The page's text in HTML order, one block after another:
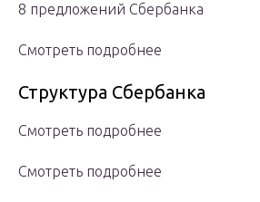
8 предложений Сбербанка
Смотреть подробнее
Структура Сбербанка
Смотреть подробнее
Смотреть подробнее